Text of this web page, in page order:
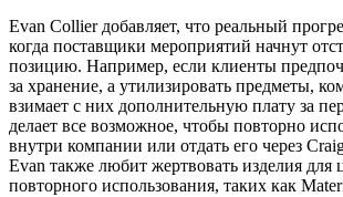
Evan Collier добавляет, что реальный
когда поставщики мероприятий начнут
позицию. Например, если клиенты
за хранение, а утилизировать предметы,
взимает с них дополнительную плату за
делает все возможное, чтобы повторно
внутри компании или отдать его через
Evan также любит жертвовать изделия для
повторного использования, таких как